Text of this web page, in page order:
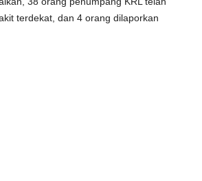
terdekat, dan 4 orang dilaporkan